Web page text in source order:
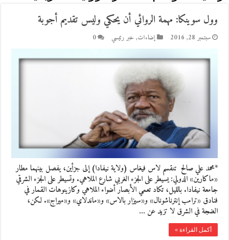
وول سوينكا: مهمة الروائي أن يحكي وليس تقديم أجوبة
سبتمبر 28, 2016 إضاءات, خبر رئيسي 0
*محمد علي صالح تنقسم لاس فيغاس (ولاية نيفادا) إلى جزأين، يفصل بينهما مطار
«ماكارين» الدولي: يسيطر على الجزء الغربي شارع الملاهي. وتسيطر على الجزء الشرقي
جامعة نيفادا. بالليل، تكاد تعمي الأبصار أضواء الملاهي وكازينوهات القمار في
فنادق «ترامب إنترناشونال» و«سيزار بالاس» و«ماندلاي» و«ميراج». لكن،
الضجة في الشرق لا تزيد عن …
أكمل القراءة »